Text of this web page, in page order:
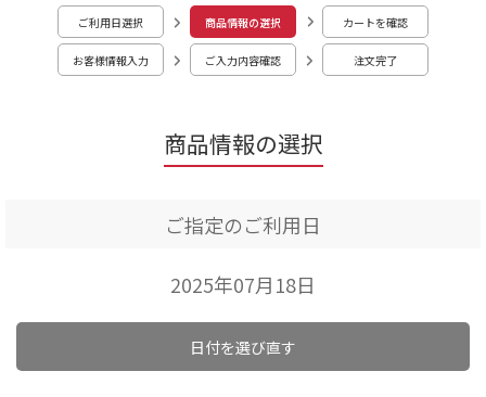
商品情報の選択
ご利用日選択 商品情報の選択 カートを確認
お客様情報入力 ご入力内容確認 注文完了
ご指定のご利用日
2025年07月18日
日付を選び直す